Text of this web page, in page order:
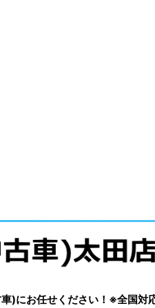
)にお任せください！※全国対